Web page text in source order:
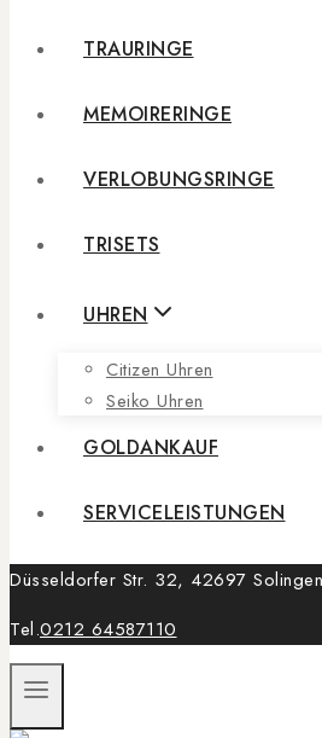
TRAURINGE
MEMOIRERINGE
VERLOBUNGSRINGE
TRISETS
UHREN
Citizen Uhren
Seiko Uhren
GOLDANKAUF
SERVICELEISTUNGEN
Düsseldorfer Str. 32, 42697 Solingen
Tel.0212 64587110